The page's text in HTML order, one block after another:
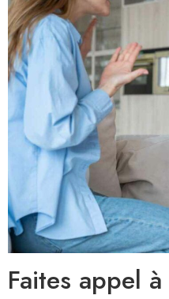
Faites appel